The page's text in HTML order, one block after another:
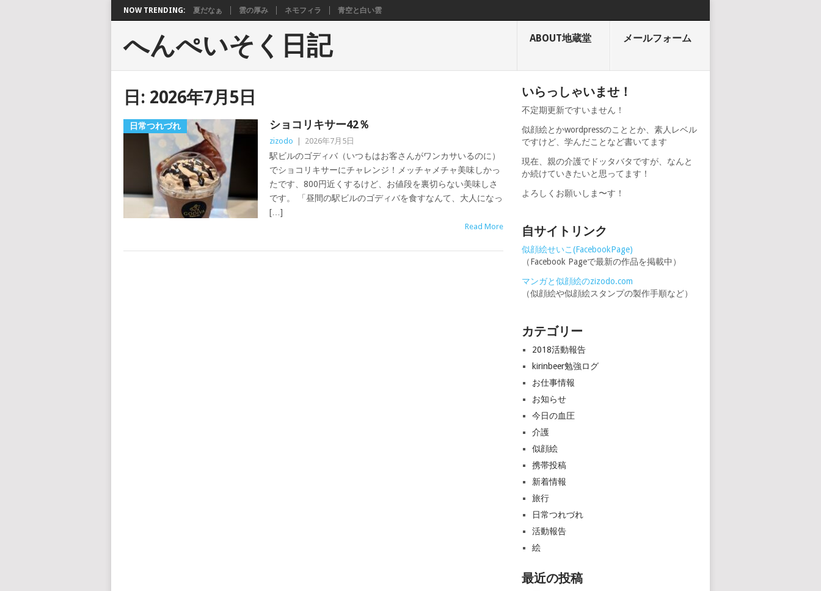
NOW TRENDING: 夏だなぁ 雲の厚み ネモフィラ 青空と白い雲
へんぺいそく日記 ABOUT地蔵堂 メールフォーム
日: 2026年7月5日
日常つれづれ ショコリキサー42％
zizodo 2026年7月5日
駅ビルのゴディバ（いつもはお客さんがワンカサいるのに）
でショコリキサーにチャレンジ！メッチャメチャ美味しかっ
たです、800円近くするけど、お値段を裏切らない美味しさ
です。 「昼間の駅ビルのゴディバを食すなんて、大人になっ
[…]
Read More
いらっしゃいませ！
不定期更新ですいません！
似顔絵とかwordpressのこととか、素人レベル
ですけど、学んだことなど書いてます
現在、親の介護でドッタバタですが、なんと
か続けていきたいと思ってます！
よろしくお願いしま〜す！
自サイトリンク
似顔絵せいこ(FacebookPage)
（Facebook Pageで最新の作品を掲載中）
マンガと似顔絵のzizodo.com
（似顔絵や似顔絵スタンプの製作手順など）
カテゴリー
2018活動報告
kirinbeer勉強ログ
お仕事情報
お知らせ
今日の血圧
介護
似顔絵
携帯投稿
新着情報
旅行
日常つれづれ
活動報告
絵
最近の投稿